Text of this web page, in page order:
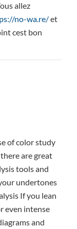
allez
no-wa.re/et
cest bon
of color study
are great
tools and
undertones
If you lean
even intense
and